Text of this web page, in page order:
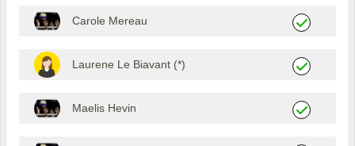
Carole Mereau
Laurene Le Biavant (*)
Maelis Hevin